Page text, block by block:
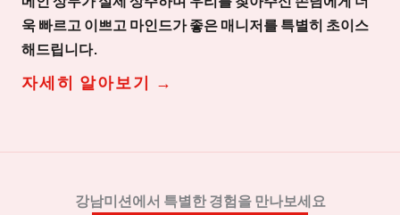
욱 빠르고 이쁘고 마인드가 좋은 매니저를 특별히 초이스
해드립니다.
자세히 알아보기 →
강남미션에서 특별한 경험을 만나보세요